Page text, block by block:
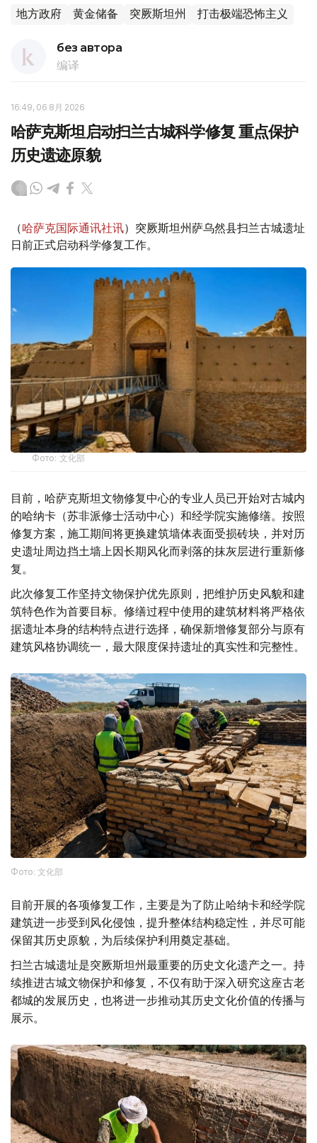
地方政府 黄金储备 突厥斯坦州 打击极端恐怖主义
без автора
编译
16:49, 06 8月 2026
哈萨克斯坦启动扫兰古城科学修复 重点保护
历史遗迹原貌
（哈萨克国际通讯社讯）突厥斯坦州萨乌然县扫兰古城遗址
日前正式启动科学修复工作。
Фото: 文化部
目前，哈萨克斯坦文物修复中心的专业人员已开始对古城内
的哈纳卡（苏非派修士活动中心）和经学院实施修缮。按照
修复方案，施工期间将更换建筑墙体表面受损砖块，并对历
史遗址周边挡土墙上因长期风化而剥落的抹灰层进行重新修
复。
此次修复工作坚持文物保护优先原则，把维护历史风貌和建
筑特色作为首要目标。修缮过程中使用的建筑材料将严格依
据遗址本身的结构特点进行选择，确保新增修复部分与原有
建筑风格协调统一，最大限度保持遗址的真实性和完整性。
Фото: 文化部
目前开展的各项修复工作，主要是为了防止哈纳卡和经学院
建筑进一步受到风化侵蚀，提升整体结构稳定性，并尽可能
保留其历史原貌，为后续保护利用奠定基础。
扫兰古城遗址是突厥斯坦州最重要的历史文化遗产之一。持
续推进古城文物保护和修复，不仅有助于深入研究这座古老
都城的发展历史，也将进一步推动其历史文化价值的传播与
展示。